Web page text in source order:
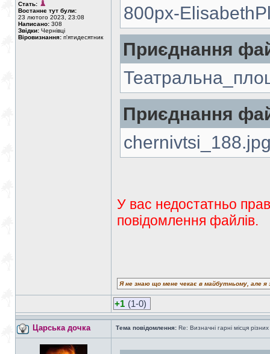
Стать:
Востаннє тут були:
23 лютого 2023, 23:08
Написано: 308
Звідки: Чернівці
Віровизнання: п'ятидесятник
800px-
Приєднання
Приєднання
У вас недостатньо
повідомлення файлів.
Я не знаю що мене чекає в майбутньому, але
+1 (1-0)
Царська дочка Тема повідомлення: Re: Визначні гарні місця